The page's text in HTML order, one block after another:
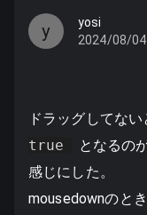
y
yosi
2024/08/
ドラッグしてない
true
となるの
感じにした。
mousedownのと